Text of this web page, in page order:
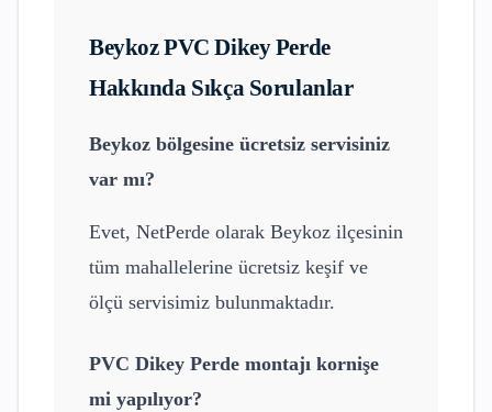
BeykozPVC Dikey Perde
Hakkında Sıkça Sorulanlar
Beykoz bölgesine ücretsiz servisiniz
var mı?
Evet, NetPerde olarak Beykoz ilçesinin
tüm mahallelerine ücretsiz keşif ve
ölçü servisimiz bulunmaktadır.
PVC Dikey Perde montajı kornişe
mi yapılıyor?